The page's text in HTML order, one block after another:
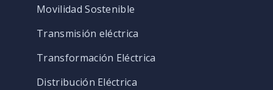
Movilidad Sostenible
Transmisión eléctrica
Transformación Eléctrica
Distribución Eléctrica